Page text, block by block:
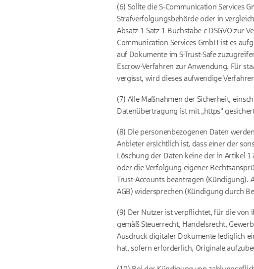
(6) Sollte die S-Communication Services
Strafverfolgungsbehörde oder in
Absatz 1 Satz 1 Buchstabe c DSGVO zur
Communication Services GmbH ist es
auf Dokumente im S-Trust-Safe
Escrow-Verfahren zur Anwendung. Für
vergisst, wird dieses aufwendige
(7) Alle Maßnahmen der Sicherheit,
Datenübertragung ist mit „https“
(8) Die personenbezogenen Daten
Anbieter ersichtlich ist, dass einer der
Löschung der Daten keine der in Artikel
oder die Verfolgung eigener
Trust-Accounts beantragen (Kündigung).
AGB) widersprechen (Kündigung durch
(9) Der Nutzer ist verpflichtet, für die von
gemäß Steuerrecht, Handelsrecht,
Ausdruck digitaler Dokumente lediglich
hat, sofern erforderlich, Originale